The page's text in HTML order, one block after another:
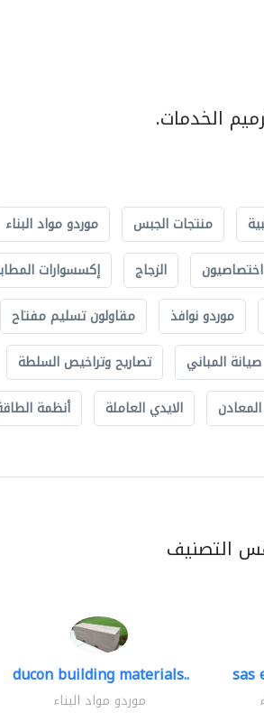
الخدمات.
منتجات الجبس موردو مواد البناء
الزجاج إكسسوارات
موردو نوافذ مقاولون تسليم مفتاح
صيانة المباني تصاريح وتراخيص السلطة
الايدي العاملة أنظمة
التصنيف
ducon building materials..
موردو مواد البناء
sas